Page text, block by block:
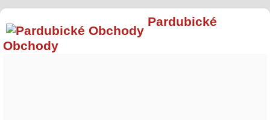
Pardubické
Obchody